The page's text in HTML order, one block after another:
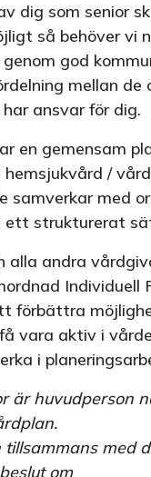
dig som senior
så behöver vi
god
mellan de
ansvar för dig.
en gemensam
hemsjukvård /
samverkar med
ett strukturerat
alla andra
Individuell
förbättra
vara aktiv i
i
är huvudperson
tillsammans med
om